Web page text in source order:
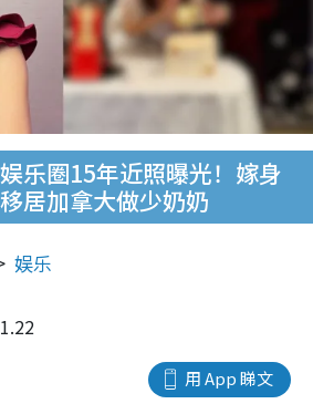
乐圈15年近照曝光！嫁身
居加拿大做少奶奶
娱乐
用 App 睇文